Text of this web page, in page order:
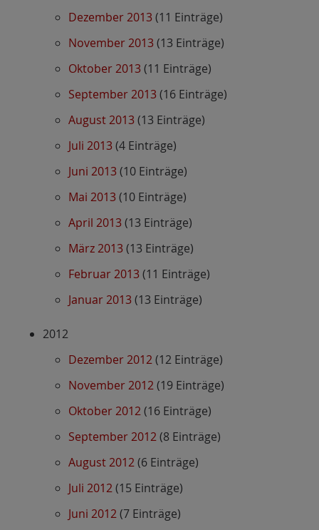
Dezember 2013(11 Einträge)
November 2013(13 Einträge)
Oktober 2013(11 Einträge)
September 2013(16 Einträge)
August 2013(13 Einträge)
Juli 2013(4 Einträge)
Juni 2013(10 Einträge)
Mai 2013(10 Einträge)
April 2013(13 Einträge)
März 2013(13 Einträge)
Februar 2013(11 Einträge)
Januar 2013(13 Einträge)
2012
Dezember 2012(12 Einträge)
November 2012(19 Einträge)
Oktober 2012(16 Einträge)
September 2012(8 Einträge)
August 2012(6 Einträge)
Juli 2012(15 Einträge)
Juni 2012(7 Einträge)